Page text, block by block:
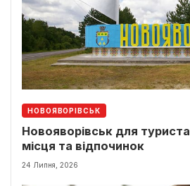
НОВОЯВОРІВСЬК
Новояворівськ для туриста:
місця та відпочинок
24 Липня, 2026